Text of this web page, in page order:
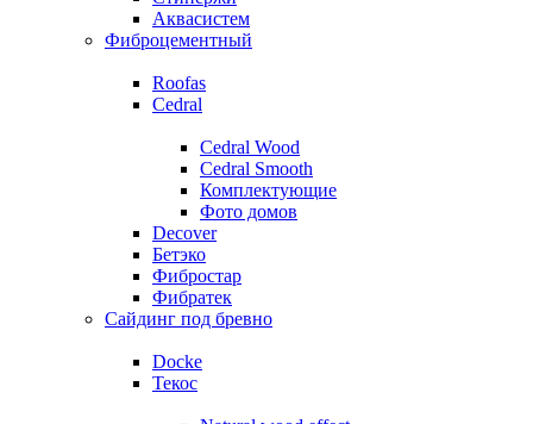
Аквасистем
Фиброцементный
Roofas
Cedral
Cedral Wood
Cedral Smooth
Комплектующие
Фото домов
Decover
Бетэко
Фибростар
Фибратек
Сайдинг под бревно
Docke
Текос